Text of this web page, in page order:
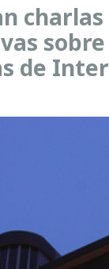
charlas
sobre
de